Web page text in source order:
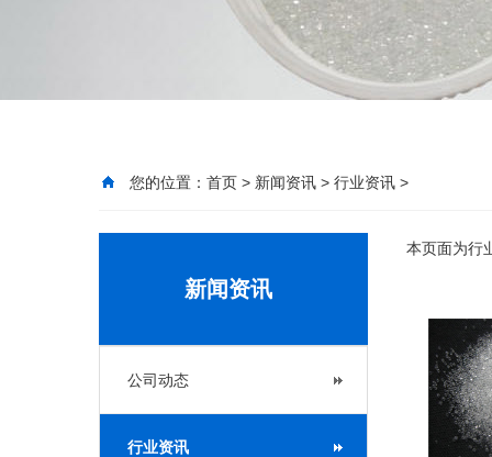
您的位置： 首页 > 新闻资讯 > 行业资讯 >
新闻资讯
公司动态
行业资讯
本页面为行